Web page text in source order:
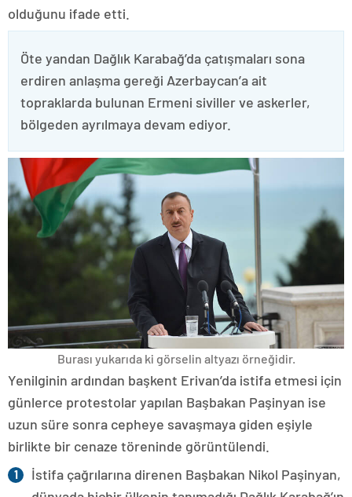
olduğunu ifade etti.
Öte yandan Dağlık Karabağ’da çatışmaları sona
erdiren anlaşma gereği Azerbaycan’a ait
topraklarda bulunan Ermeni siviller ve askerler,
bölgeden ayrılmaya devam ediyor.
Burası yukarıda ki görselin altyazı örneğidir.
Yenilginin ardından başkent Erivan’da istifa etmesi için
günlerce protestolar yapılan Başbakan Paşinyan ise
uzun süre sonra cepheye savaşmaya giden eşiyle
birlikte bir cenaze töreninde görüntülendi.
İstifa çağrılarına direnen Başbakan Nikol Paşinyan,